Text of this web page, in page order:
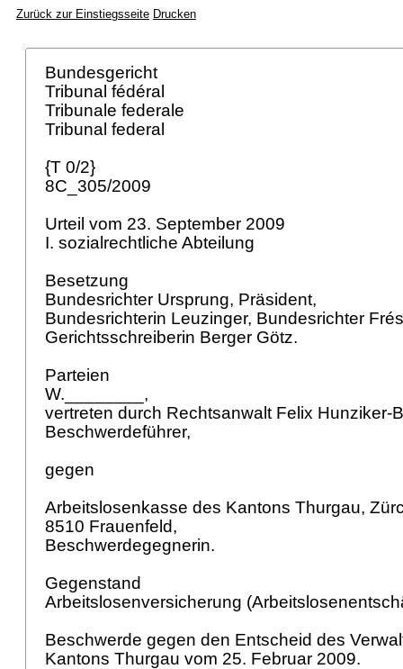
Zurück zur Einstiegsseite Drucken
Bundesgericht
Tribunal fédéral
Tribunale federale
Tribunal federal
{T 0/2}
8C_305/2009
Urteil vom 23. September 2009
I. sozialrechtliche Abteilung
Besetzung
Bundesrichter Ursprung, Präsident,
Bundesrichterin Leuzinger, Bundesrichter
Gerichtsschreiberin Berger Götz.
Parteien
W.________,
vertreten durch Rechtsanwalt Felix Hunziker-
Beschwerdeführer,
gegen
Arbeitslosenkasse des Kantons Thurgau,
8510 Frauenfeld,
Beschwerdegegnerin.
Gegenstand
Arbeitslosenversicherung
Beschwerde gegen den Entscheid des
Kantons Thurgau vom 25. Februar 2009.